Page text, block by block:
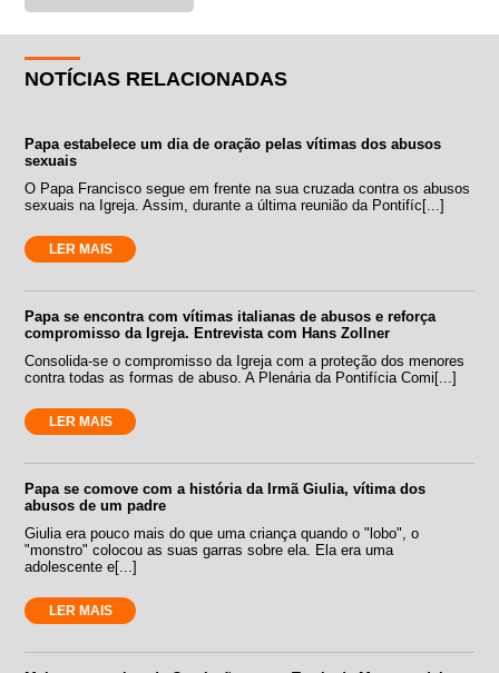
NOTÍCIAS RELACIONADAS
Papa estabelece um dia de oração pelas vítimas dos abusos
sexuais
O Papa Francisco segue em frente na sua cruzada contra os abusos
sexuais na Igreja. Assim, durante a última reunião da Pontifíc[...]
LER MAIS
Papa se encontra com vítimas italianas de abusos e reforça
compromisso da Igreja. Entrevista com Hans Zollner
Consolida-se o compromisso da Igreja com a proteção dos menores
contra todas as formas de abuso. A Plenária da Pontifícia Comi[...]
LER MAIS
Papa se comove com a história da Irmã Giulia, vítima dos
abusos de um padre
Giulia era pouco mais do que uma criança quando o "lobo", o
"monstro" colocou as suas garras sobre ela. Ela era uma
adolescente e[...]
LER MAIS